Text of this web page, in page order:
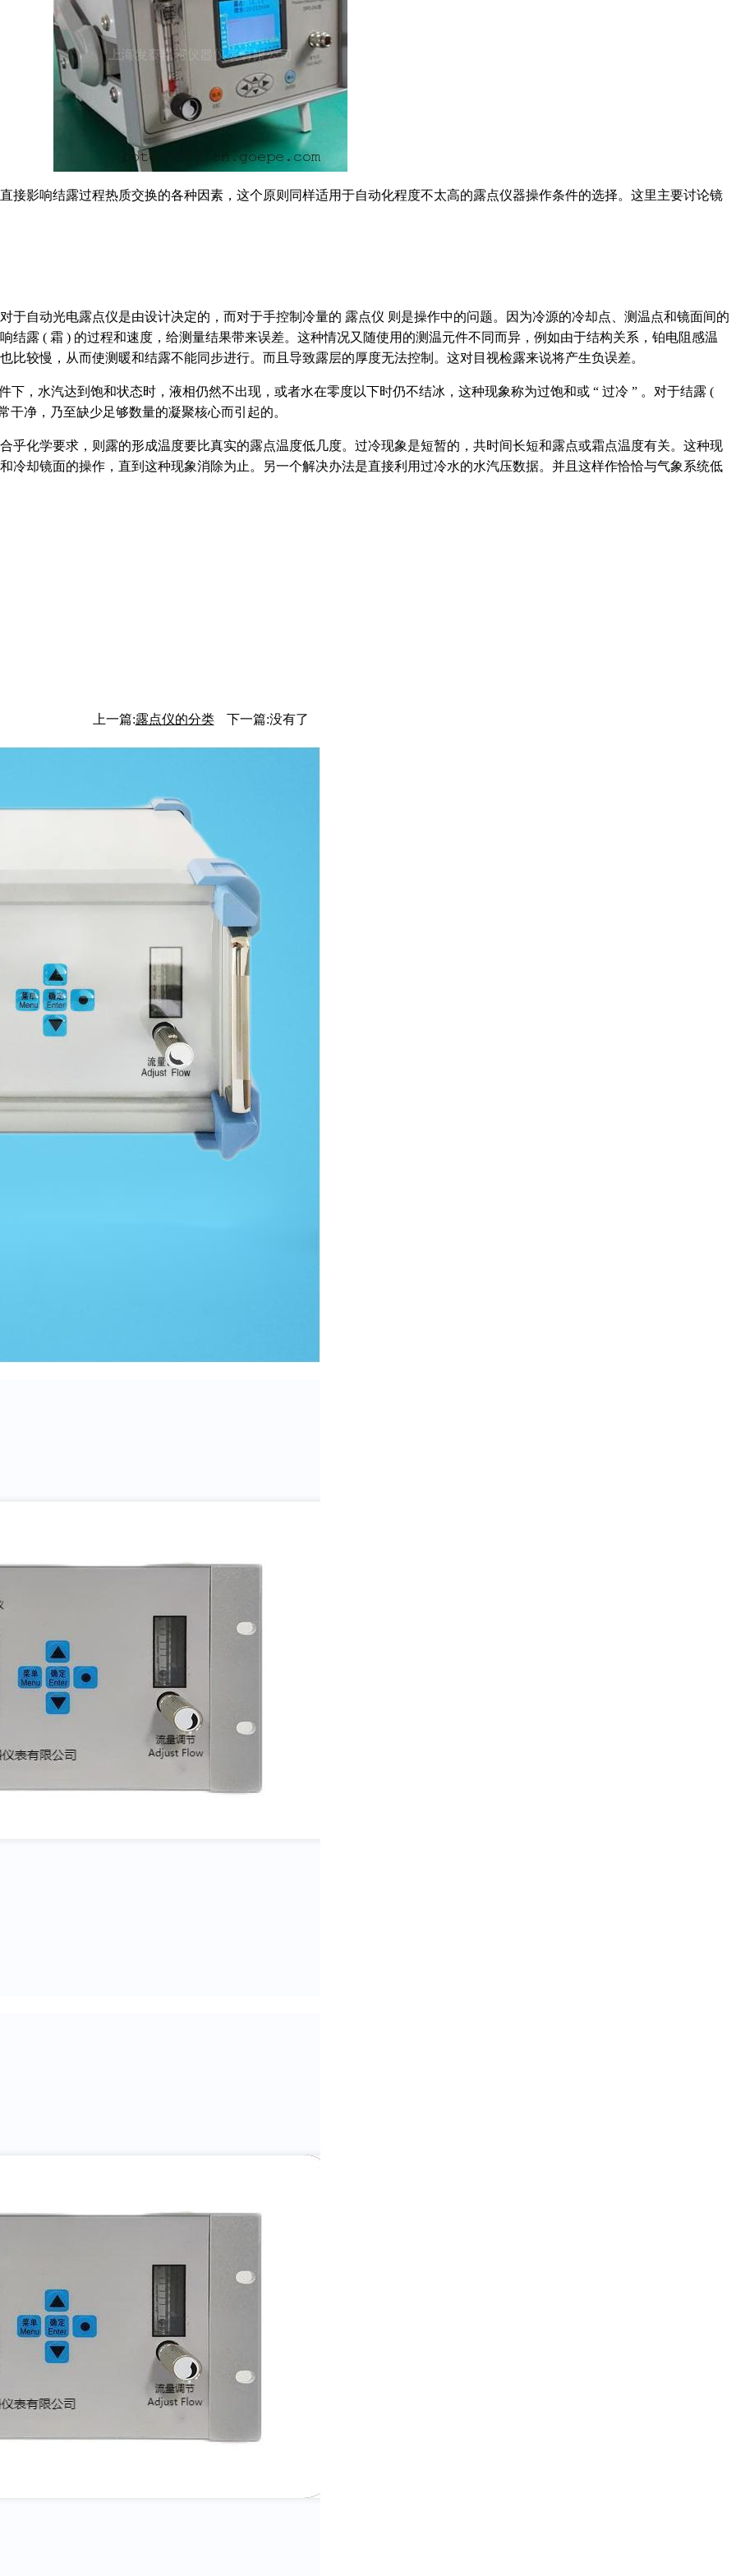
接影响结露过程热质交换的各种因素，这个原则同样适用于自动化程度不太高的露点仪器操作条件的选择。这里主要讨论镜
光电露点仪是由设计决定的，而对于手控制冷量的 露点仪 则是操作中的问题。因为冷源的冷却点、测温点和镜面间的
结露 ( 霜 ) 的过程和速度，给测量结果带来误差。这种情况又随使用的测温元件不同而异，例如由于结构关系，铂电阻感温
较慢，从而使测暖和结露不能同步进行。而且导致露层的厚度无法控制。这对目视检露来说将产生负误差。
条件下，水汽达到饱和状态时，液相仍然不出现，或者水在零度以下时仍不结冰，这种现象称为过饱和或 “ 过冷 ” 。对于结露 (
净，乃至缺少足够数量的凝聚核心而引起的。
程度合乎化学要求，则露的形成温度要比真实的露点温度低几度。过冷现象是短暂的，共时间长短和露点或霜点温度有关。这种现
冷却镜面的操作，直到这种现象消除为止。另一个解决办法是直接利用过冷水的水汽压数据。并且这样作恰恰与气象系统低
上一篇:露点仪的分类 下一篇:没有了